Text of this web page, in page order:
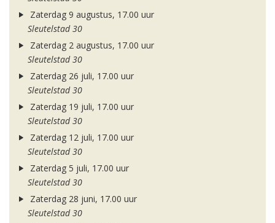
Zaterdag 9 augustus, 17.00 uur
Sleutelstad 30
Zaterdag 2 augustus, 17.00 uur
Sleutelstad 30
Zaterdag 26 juli, 17.00 uur
Sleutelstad 30
Zaterdag 19 juli, 17.00 uur
Sleutelstad 30
Zaterdag 12 juli, 17.00 uur
Sleutelstad 30
Zaterdag 5 juli, 17.00 uur
Sleutelstad 30
Zaterdag 28 juni, 17.00 uur
Sleutelstad 30